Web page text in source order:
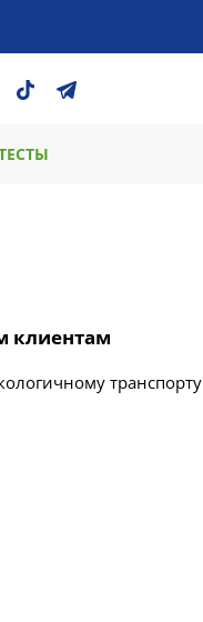
клиентам
транспорту